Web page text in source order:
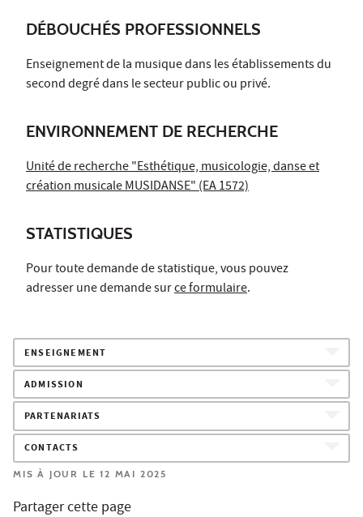
DÉBOUCHÉS PROFESSIONNELS
Enseignement de la musique dans les établissements du
second degré dans le secteur public ou privé.
ENVIRONNEMENT DE RECHERCHE
Unité de recherche "Esthétique, musicologie, danse et
création musicale MUSIDANSE" (EA 1572)
STATISTIQUES
Pour toute demande de statistique, vous pouvez
adresser une demande surce formulaire.
ENSEIGNEMENT
ADMISSION
PARTENARIATS
CONTACTS
MIS À JOUR LE 12 MAI 2025
Partager cette page